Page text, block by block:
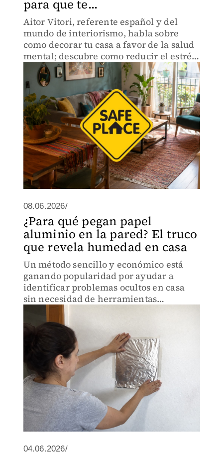
para que te...
Aitor Vitori, referente español y del
mundo de interiorismo, habla sobre
como decorar tu casa a favor de la salud
mental; descubre como reducir el estrés
y mejorar el descanso.
08.06.2026/
¿Para qué pegan papel
aluminio en la pared? El truco
que revela humedad en casa
Un método sencillo y económico está
ganando popularidad por ayudar a
identificar problemas ocultos en casa
sin necesidad de herramientas
especializadas.
04.06.2026/